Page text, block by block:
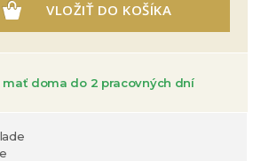
VLOŽIŤ DO KOŠÍKA
mať doma do 2 pracovných dní